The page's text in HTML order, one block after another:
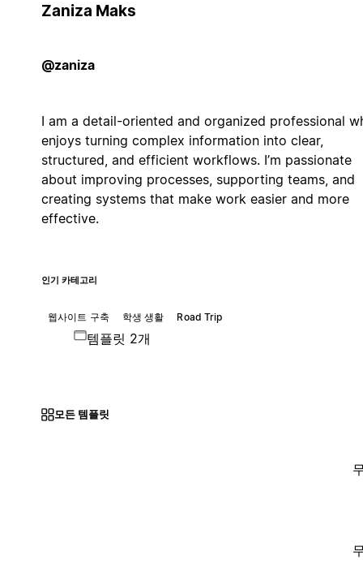
Zaniza Maks
@zaniza
I am a detail-oriented and organized professional
enjoys turning complex information into clear,
structured, and efficient workflows. I’m passionate
about improving processes, supporting teams, and
creating systems that make work easier and more
effective.
인기 카테고리
웹사이트 구축 학생 생활 Road Trip
템플릿 2개
모든 템플릿